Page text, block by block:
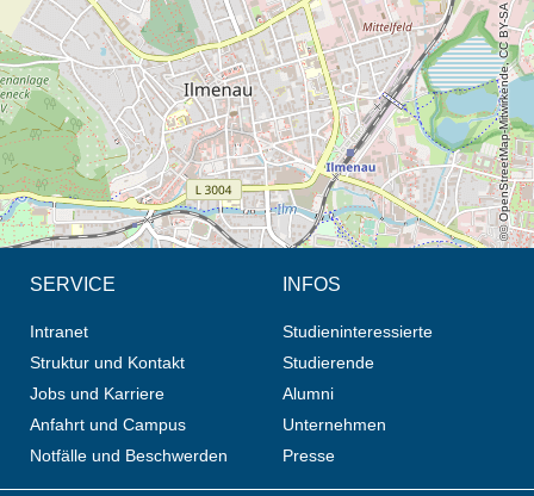
© OpenStreetMap-Mitwirkende, CC BY-SA
SERVICE
Intranet
Struktur und Kontakt
Jobs und Karriere
Anfahrt und Campus
Notfälle und Beschwerden
INFOS
Studieninteressierte
Studierende
Alumni
Unternehmen
Presse